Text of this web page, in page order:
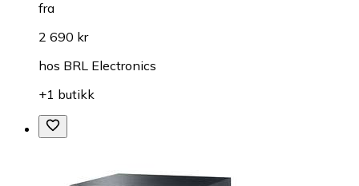
fra
2 690 kr
hos BRL Electronics
+1 butikk